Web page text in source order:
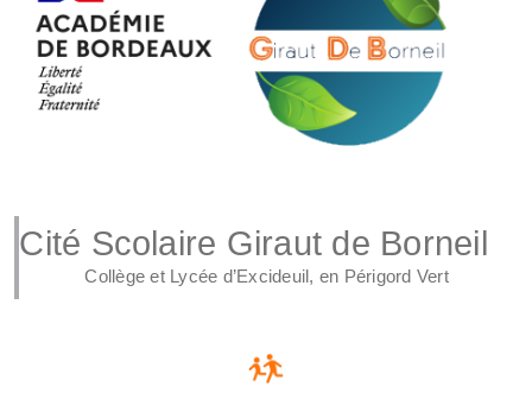
Cité Scolaire Giraut de Borneil
Collège et Lycée d’Excideuil, en Périgord Vert